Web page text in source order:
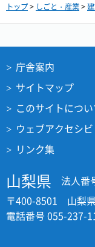
トップ> しごと・産業>
庁舎案内
サイトマップ
このサイトについ
ウェブアクセシ
リンク集
山梨県
法人番
〒400-8501 山梨
電話番号 055-237-